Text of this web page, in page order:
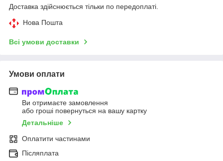
Доставка здійснюється тільки по передоплаті.
Нова Пошта
Всі умови доставки
Умови оплати
Ви отримаєте замовлення
або гроші повернуться на вашу картку
Детальніше
Оплатити частинами
Післяплата